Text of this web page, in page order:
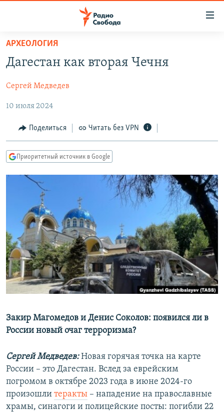
упрощенного
доступа
содержанию
Вернутся
главной
навигации
Вернутся
ПОДКАСТЫ
АВТОРСКИЕ ПРОЕКТЫ
ЦИТАТЫ СВОБОДЫ
МНЕНИЯ
КУЛЬТУРА
IDEL.РЕАЛИИ
КАВКАЗ.РЕАЛИИ
СЕВЕР.РЕАЛИИ
СИБИРЬ.РЕАЛИИ
РАСПИСАНИЕ ВЕЩАНИЯ
ПОДПИШИТЕСЬ НА РАССЫЛКУ
СОЦИАЛЬНЫЕ СЕТИ
АРХЕОЛОГИЯ
Дагестан как вторая Чечня
Сергей Медведев
10 июля 2024
Поделиться Читать без VPN
Приоритетный источник в Google
Закир Магомедов и Денис Соколов: появился ли в
России новый очаг терроризма?
Сергей Медведев:Новая горячая точка на карте
России – это Дагестан. Вслед за еврейским
погромом в октябре 2023 года в июне 2024-го
произошли теракты – нападение на православные
храмы, синагоги и полицейские посты: погибли 22